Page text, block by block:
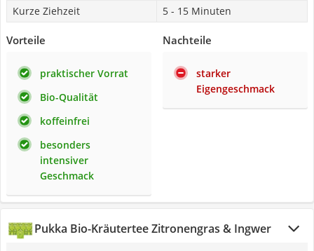
Kurze Ziehzeit
5 - 15 Minuten
Vorteile
praktischer Vorrat
Bio-Qualität
koffeinfrei
besonders
intensiver
Geschmack
Nachteile
starker
Eigengeschmack
Pukka Bio-Kräutertee Zitronengras & Ingwer